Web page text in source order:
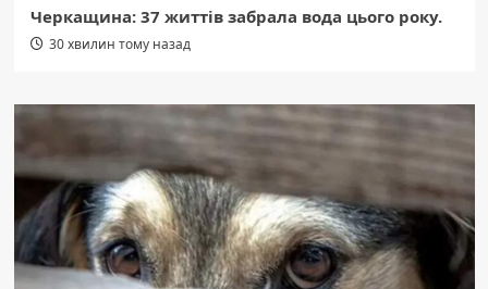
Черкащина: 37 життів забрала вода цього року.
30 хвилин тому назад